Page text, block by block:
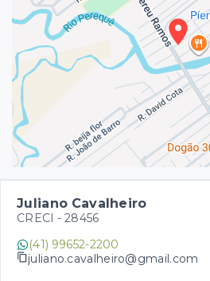
Juliano Cavalheiro
CRECI - 28456
(41) 99652-2200
juliano.cavalheiro@gmail.com